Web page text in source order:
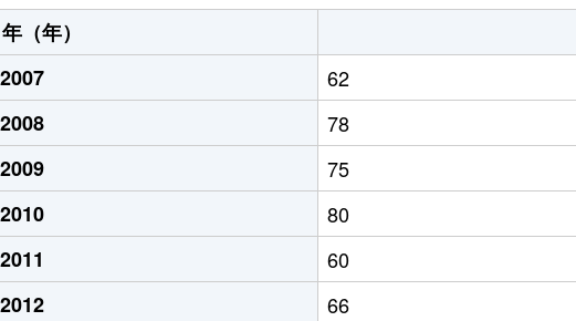
（年）
2007
62
2008
78
2009
75
2010
80
2011
60
2012
66